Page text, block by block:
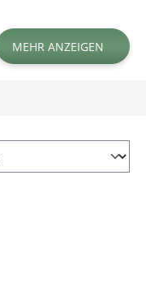
MEHR ANZEIGEN